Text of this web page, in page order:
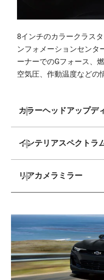
8インチのカラークラス
ンフォメーションセンタ
ーナーでのGフォース、
空気圧、作動温度などの
カラーヘッドアップデ
インテリアスペクトラ
リアカメラミラー